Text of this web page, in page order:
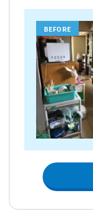
BEFORE